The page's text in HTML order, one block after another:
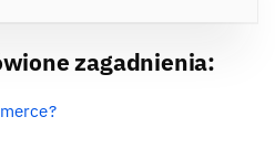
zagadnienia: